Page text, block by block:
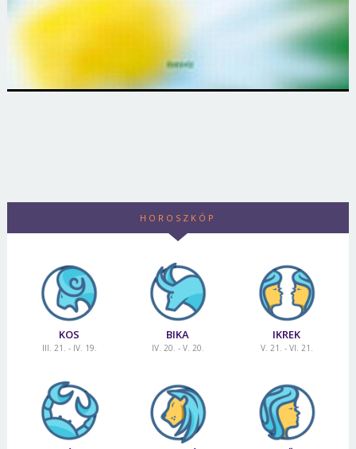
HOROSZKÓP
KOS
III. 21. - IV. 19.
BIKA
IV. 20. - V. 20.
IKREK
V. 21. - VI. 21.